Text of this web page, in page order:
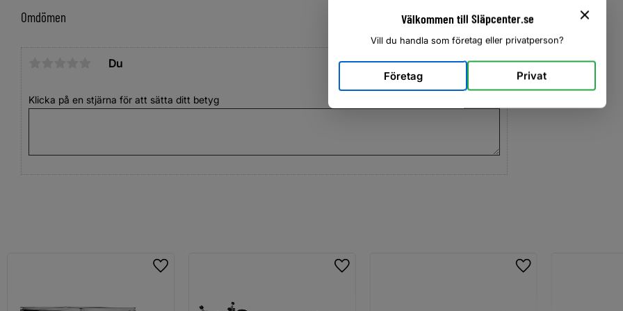
Omdömen
Du
Klicka på en stjärna för att sätta ditt betyg
Lägg till i favoriter Lägg till i favoriter Lägg till i favoriter
Välkommen till Släpcenter.se
Vill du handla som företag eller privatperson?
Företag Privat